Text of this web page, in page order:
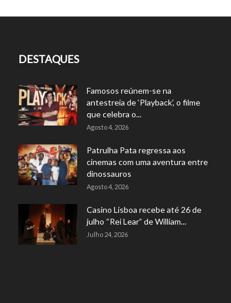
DESTAQUES
Famosos reúnem-se na
antestreia de ‘Playback’, o filme
que celebra o...
Agosto 4, 2026
Patrulha Pata regressa aos
cinemas com uma aventura entre
dinossauros
Agosto 4, 2026
Casino Lisboa recebe até 26 de
julho “Rei Lear” de William...
Julho 24, 2026